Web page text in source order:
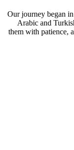
Our journey began
Arabic and
them with patience,